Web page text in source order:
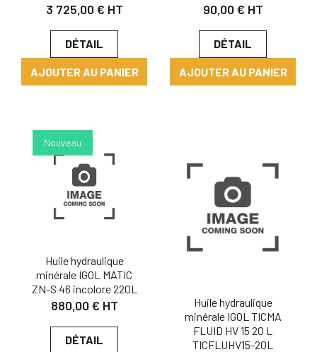
3 725,00 € HT
DÉTAIL
AJOUTER AU PANIER
90,00 € HT
DÉTAIL
AJOUTER AU PANIER
Nouveau
Huile hydraulique
minérale IGOL MATIC
ZN-S 46 incolore 220L
880,00 € HT
DÉTAIL
Huile hydraulique
minérale IGOL TICMA
FLUID HV 15 20 L
TICFLUHV15-20L